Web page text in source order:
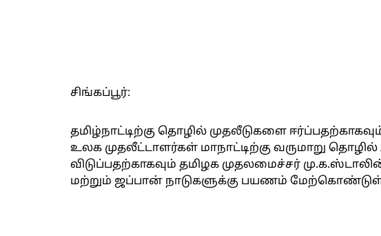
சிங்கப்பூர்:
தமிழ்நாட்டிற்கு தொழில் முதலீடுகளை
உலக முதலீட்டாளர்கள் மாநாட்டிற்கு வருமாறு தொழில்
விடுப்பதற்காகவும் தமிழக முதலமைச்சர்
மற்றும் ஜப்பான் நாடுகளுக்கு பயணம்